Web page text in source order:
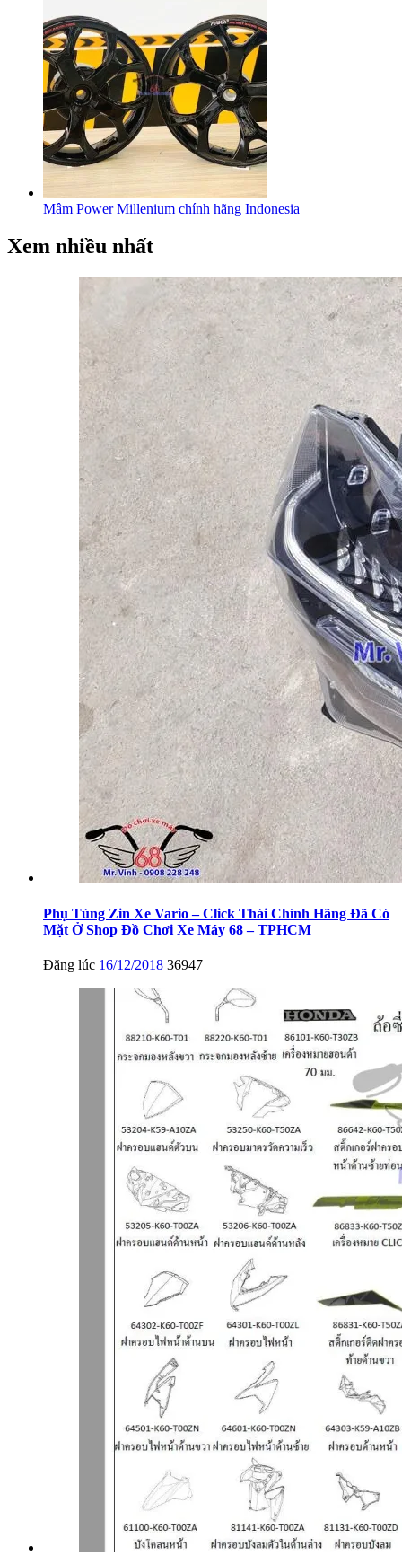
Mâm Power Millenium chính hãng Indonesia
Xem nhiều nhất
Phụ Tùng Zin Xe Vario – Click Thái Chính Hãng Đã Có
Mặt Ở Shop Đồ Chơi Xe Máy 68 – TPHCM
Đăng lúc 16/12/2018 36947